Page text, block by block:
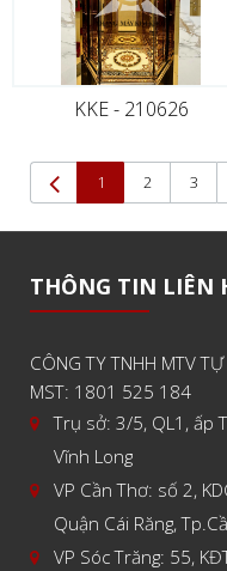
KKE - 210626
1 (current)
2 3
THÔNG TIN LIÊN
CÔNG TY TNHH MTV
MST: 1801 525 184
Trụ sở: 3/5, QL1, ấp
Vĩnh Long
VP Cần Thơ: số 2,
Quận Cái Răng,
VP Sóc Trăng: 55,